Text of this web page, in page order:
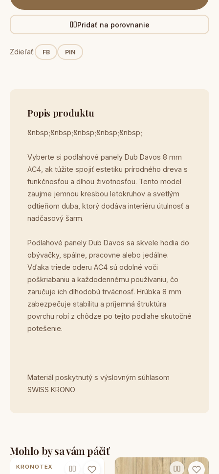
Pridať na porovnanie
Zdieľať: FB PIN
Popis produktu
&nbsp;&nbsp;&nbsp;&nbsp;&nbsp;
Vyberte si podlahové panely Dub Davos 8 mm
AC4, ak túžite spojiť estetiku prírodného dreva s
funkčnosťou a dlhou životnosťou. Tento model
zaujme jemnou kresbou letokruhov a svetlým
odtieňom duba, ktorý dodáva interiéru útulnosť a
nadčasový šarm.
Podlahové panely Dub Davos sa skvele hodia do
obývačky, spálne, pracovne alebo jedálne.
Vďaka triede oderu AC4 sú odolné voči
poškriabaniu a každodennému používaniu, čo
zaručuje ich dlhodobú trvácnosť. Hrúbka 8 mm
zabezpečuje stabilitu a príjemná štruktúra
povrchu robí z chôdze po tejto podlahe skutočné
potešenie.
Materiál poskytnutý s výslovným súhlasom
SWISS KRONO
Mohlo by sa vám páčiť
KRONOTEX